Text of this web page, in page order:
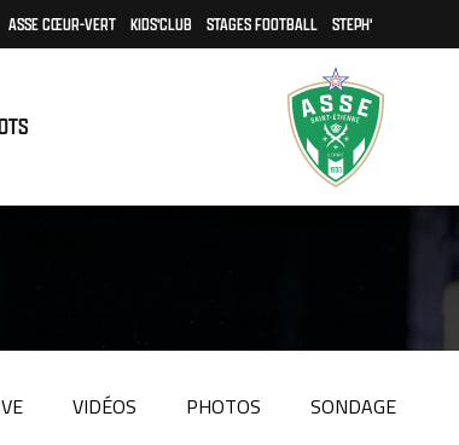
ASSE CŒUR-VERT KIDS'CLUB STAGES FOOTBALL STEPH'
VIDÉOS PHOTOS SONDAGE